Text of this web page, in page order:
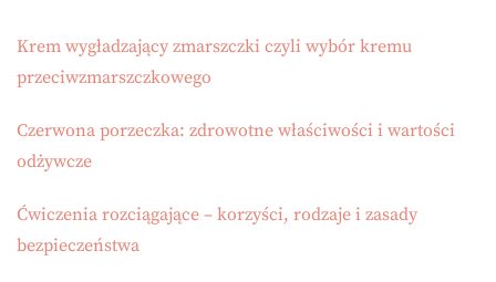
Krem wygładzający zmarszczki czyli wybór kremu
przeciwzmarszczkowego
Czerwona porzeczka: zdrowotne właściwości i wartości
odżywcze
Ćwiczenia rozciągające – korzyści, rodzaje i zasady
bezpieczeństwa